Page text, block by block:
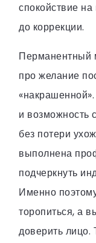
спокойствие
до коррекции.
Перманентный
про желание
и возможность
без потери
выполнена
подчеркнуть
Именно
торопиться, а
доверить лицо.